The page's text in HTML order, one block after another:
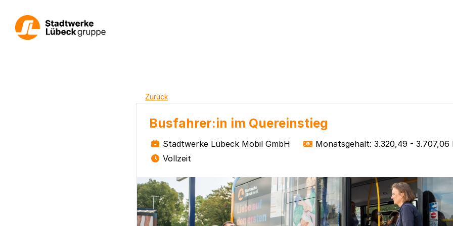
Zurück
Busfahrer:in im Quereinstieg
Stadtwerke Lübeck Mobil GmbH
Vollzeit
Monatsgehalt: 3.320,49 - 3.707,06